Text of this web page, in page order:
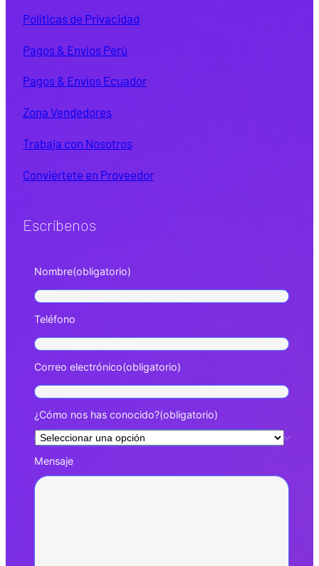
Políticas de Privacidad
Pagos & Envíos Perú
Pagos & Envíos Ecuador
Zona Vendedores
Trabaja con Nosotros
Conviértete en Proveedor
Escríbenos
Nombre(obligatorio)
Teléfono
Correo electrónico(obligatorio)
¿Cómo nos has conocido?(obligatorio)
Mensaje